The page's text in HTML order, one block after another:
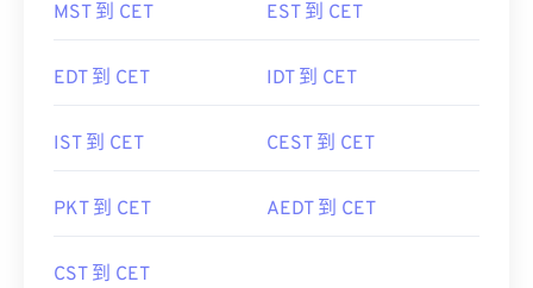
MST 到 CET EST 到 CET
EDT 到 CET IDT 到 CET
IST 到 CET CEST 到 CET
PKT 到 CET AEDT 到 CET
CST 到 CET